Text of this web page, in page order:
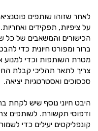
לאחר שזוהו שותפים
על ציפיות, תפקידים
הכישורים והמשאבים של כל
ברור ומפורט חיונית כדי
מטרת השותפות וכדי למנוע
צריך לתאר תהליכי קבלת
סכסוכים ואסטרטגיות יציאה.
היבט חיוני נוסף שיש לקחת
ודפוסי תקשורת. לשותפים
קונפליקטים יעילים כדי